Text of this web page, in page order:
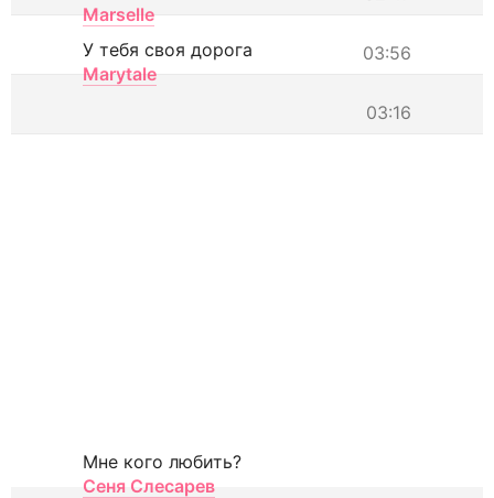
Marselle
03:56
У тебя своя дорога
Marytale
03:16
Мне кого любить?
Сеня Слесарев